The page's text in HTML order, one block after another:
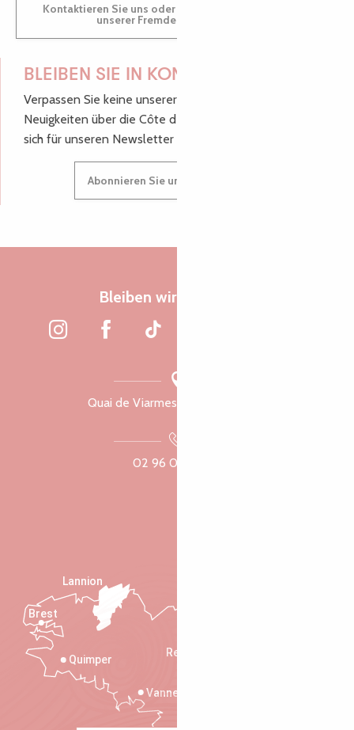
Kontaktieren Sie uns oder besuchen Sie uns in einem
unserer Fremdenverkehrsbüros.
BLEIBEN SIE IN KONTAKT!
Verpassen Sie keine unserer guten Tipps und
Neuigkeiten über die Côte de Granit Rose, melden Sie
sich für unseren Newsletter an.
Abonnieren Sie unseren Newsletter
Bleiben wir verbunden
Quai de Viarmes, 22300 Lannion
02 96 05 60 70
Rennes
Vannes
Quimper
Lannion
Brest